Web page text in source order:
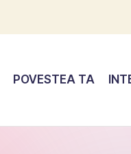
POVESTEA TA